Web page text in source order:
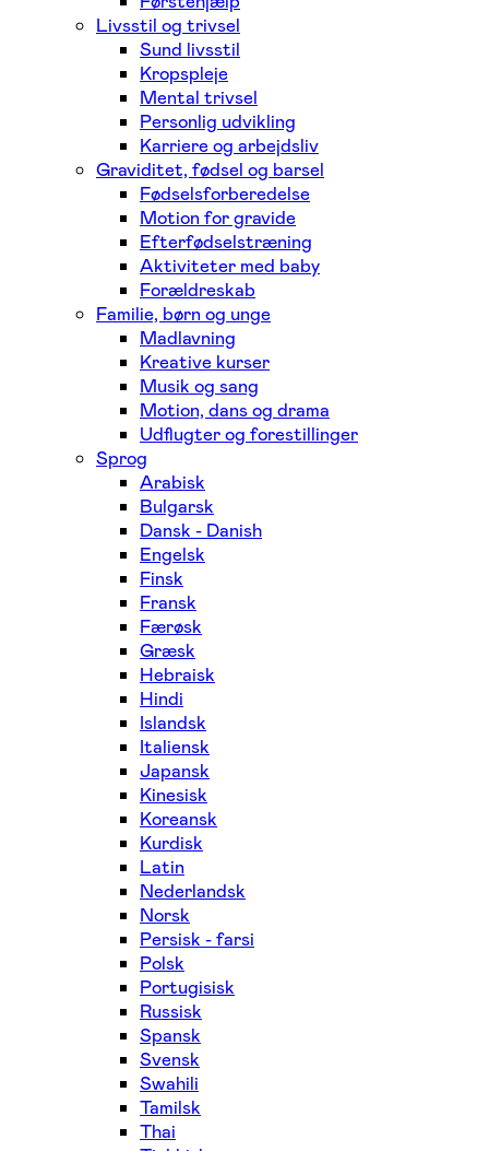
Livsstil og trivsel
Sund livsstil
Kropspleje
Mental trivsel
Personlig udvikling
Karriere og arbejdsliv
Graviditet, fødsel og barsel
Fødselsforberedelse
Motion for gravide
Efterfødselstræning
Aktiviteter med baby
Forældreskab
Familie, børn og unge
Madlavning
Kreative kurser
Musik og sang
Motion, dans og drama
Udflugter og forestillinger
Sprog
Arabisk
Bulgarsk
Dansk - Danish
Engelsk
Finsk
Fransk
Færøsk
Græsk
Hebraisk
Hindi
Islandsk
Italiensk
Japansk
Kinesisk
Koreansk
Kurdisk
Latin
Nederlandsk
Norsk
Persisk - farsi
Polsk
Portugisisk
Russisk
Spansk
Svensk
Swahili
Tamilsk
Thai